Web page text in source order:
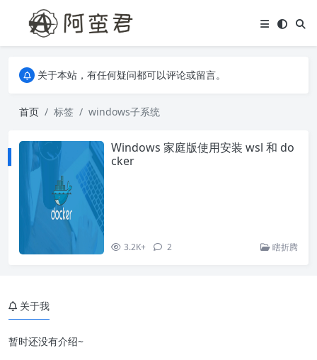
关于本站，有任何疑问都可以评论或留言。
关于本站，有任何疑问都可以评论或留言。
首页
标签 windows子系统
Windows 家庭版使用安装 wsl 和 do
cker
3.2K+ 2 瞎折腾
关于我
暂时还没有介绍~